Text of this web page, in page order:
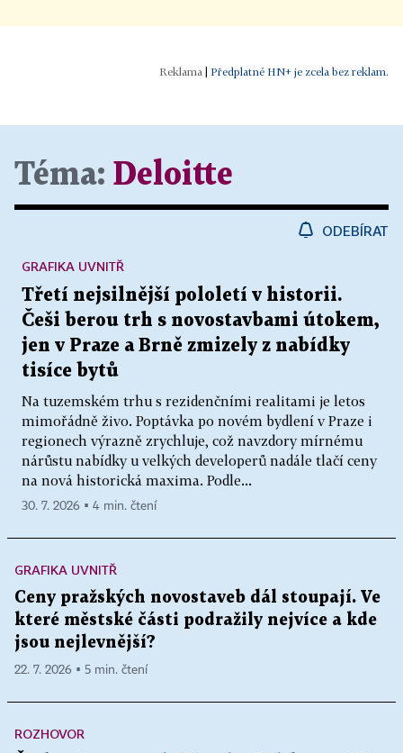
Předplatné HN+ je zcela bez reklam.
Téma: Deloitte
ODEBÍRAT
Třetí nejsilnější pololetí v historii.
Češi berou trh s novostavbami útokem,
jen v Praze a Brně zmizely z nabídky
tisíce bytů
Na tuzemském trhu s rezidenčními realitami je letos
mimořádně živo. Poptávka po novém bydlení v Praze i
regionech výrazně zrychluje, což navzdory mírnému
nárůstu nabídky u velkých developerů nadále tlačí ceny
na nová historická maxima. Podle...
GRAFIKA UVNITŘ
30. 7. 2026 ▪ 4 min. čtení
GRAFIKA UVNITŘ
Ceny pražských novostaveb dál stoupají. Ve
které městské části podražily nejvíce a kde
jsou nejlevnější?
22. 7. 2026 ▪ 5 min. čtení
ROZHOVOR